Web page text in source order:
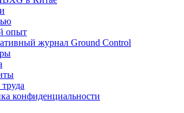
опыт
журнал Ground Control
конфиденциальности